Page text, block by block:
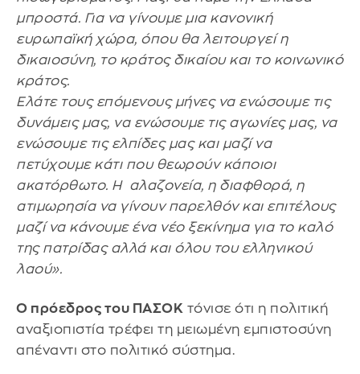
μπροστά. Για να γίνουμε μια κανονική
ευρωπαϊκή χώρα, όπου θα λειτουργεί η
δικαιοσύνη, το κράτος δικαίου και το κοινωνικό
κράτος.
Ελάτε τους επόμενους μήνες να ενώσουμε τις
δυνάμεις μας, να ενώσουμε τις αγωνίες μας, να
ενώσουμε τις ελπίδες μας και μαζί να
πετύχουμε κάτι που θεωρούν κάποιοι
ακατόρθωτο. Η αλαζονεία, η διαφθορά, η
ατιμωρησία να γίνουν παρελθόν και επιτέλους
μαζί να κάνουμε ένα νέο ξεκίνημα για το καλό
της πατρίδας αλλά και όλου του ελληνικού
λαού».
Ο πρόεδρος του ΠΑΣΟΚ τόνισε ότι η πολιτική
αναξιοπιστία τρέφει τη μειωμένη εμπιστοσύνη
απέναντι στο πολιτικό σύστημα.